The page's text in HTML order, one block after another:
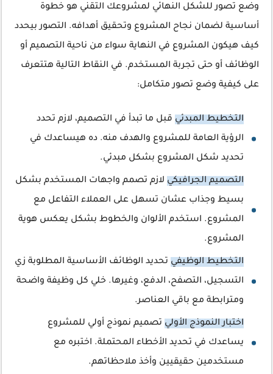
وضع تصور للشكل النهائي لمشروعك التقني هو خطوة
أساسية لضمان نجاح المشروع وتحقيق أهدافه. التصور بيحدد
كيف هيكون المشروع في النهاية سواء من ناحية التصميم أو
الوظائف أو حتى تجربة المستخدم. في النقاط التالية هتتعرف
على كيفية وضع تصور متكامل:
التخطيط المبدئي قبل ما تبدأ في التصميم، لازم تحدد
الرؤية العامة للمشروع والهدف منه. ده هيساعدك في
تحديد شكل المشروع بشكل مبدئي.
التصميم الجرافيكي لازم تصمم واجهات المستخدم بشكل
بسيط وجذاب عشان تسهل على العملاء التفاعل مع
المشروع. استخدم الألوان والخطوط بشكل يعكس هوية
المشروع.
التخطيط الوظيفي تحديد الوظائف الأساسية المطلوبة زي
التسجيل، التصفح، الدفع، وغيرها. خلي كل وظيفة واضحة
ومترابطة مع باقي العناصر.
اختبار النموذج الأولي تصميم نموذج أولي للمشروع
يساعدك في تحديد الأخطاء المحتملة. اختبره مع
مستخدمين حقيقيين وأخذ ملاحظاتهم.